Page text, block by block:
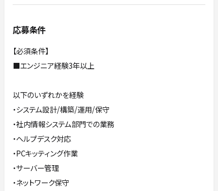
応募条件
【必須条件】
■エンジニア経験3年以上
以下のいずれかを経験
・システム設計/構築/運用/保守
・社内情報システム部門での業務
・ヘルプデスク対応
・PCキッティング作業
・サーバー管理
・ネットワーク保守